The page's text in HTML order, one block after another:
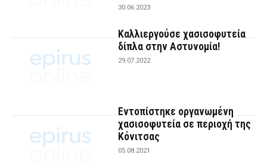
30.06.2023
Καλλιεργούσε χασισοφυτεία
δίπλα στην Αστυνομία!
29.07.2022
Εντοπίστηκε οργανωμένη
χασισοφυτεία σε περιοχή της
Κόνιτσας
05.08.2021